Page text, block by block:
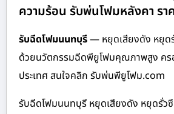
ความร้อน รับพ่นโฟมหลังคา รา
รับฉีดโฟมนนทบุรี— หยุดเสียงดัง หยุด
ด้วยนวัตกรรมฉีดพียูโฟมคุณภาพสูง ค
ประเทศ สนใจคลิก รับพ่นพียูโฟม.com
รับฉีดโฟมนนทบุรี หยุดเสียงดัง หยุดรั่ว